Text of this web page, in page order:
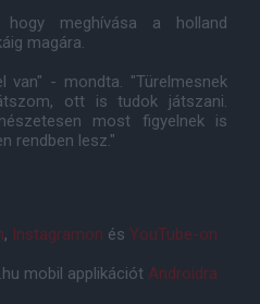
meghívása a holland
magára.
van" - mondta. "Türelmesnek
ott is tudok játszani.
most figyelnek is
rendben lesz."
, Instagramon és YouTube-on
mobil applikációt Androidra